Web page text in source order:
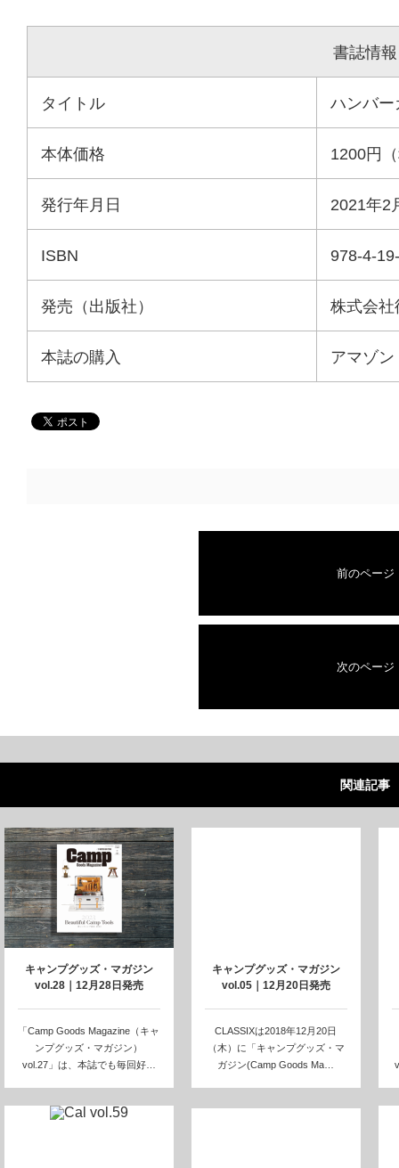
書誌情報
タイトル ハンバー
本体価格 1200円
発行年月日 2021年2
ISBN 978-4-
発売（出版社） 株式会社
本誌の購入 アマゾ
前のページ
次のページ
関連記事
キャンプグッズ・マガジン
vol.28｜12月28日発売
「Camp Goods Magazine（キャ
ンプグッズ・マガジン）
vol.27」は、本誌でも毎回好…
キャンプグッズ・マガジン
vol.05｜12月20日発売
CLASSIXは2018年12月20日
（木）に「キャンプグッズ・マ
ガジン(Camp Goods Ma…